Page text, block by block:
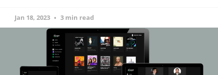
Jan 18, 2023 3 min read